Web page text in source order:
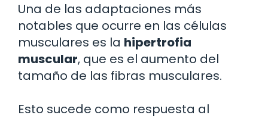
Una de las adaptaciones más
notables que ocurre en las células
musculares es la hipertrofia
muscular, que es el aumento del
tamaño de las fibras musculares.
Esto sucede como respuesta al